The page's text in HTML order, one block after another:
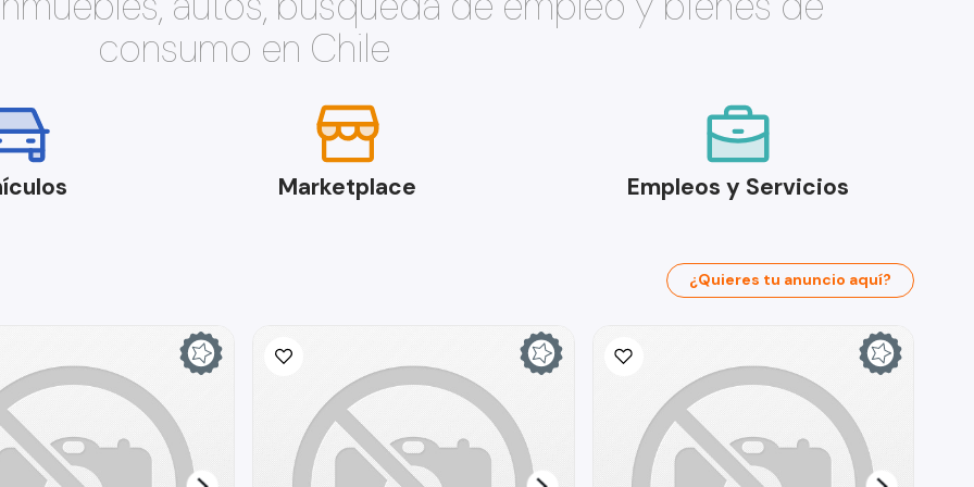
consumo en Chile
Marketplace Empleos y Servicios
¿Quieres tu anuncio aquí?